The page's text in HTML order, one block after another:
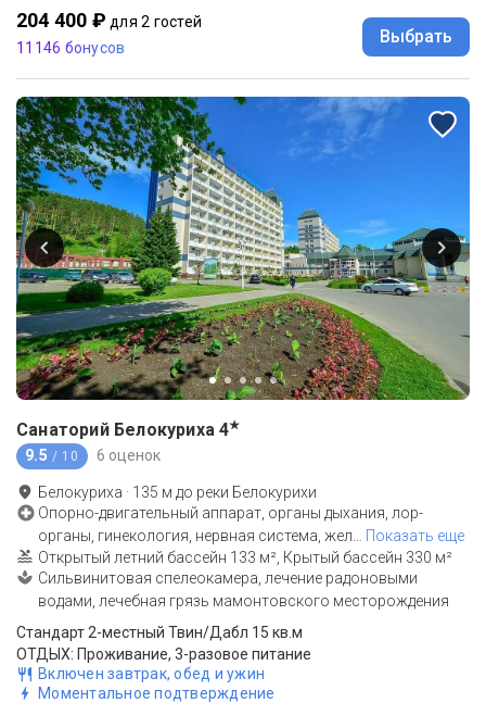
204 400 ₽ для 2 гостей
11146 бонусов
Выбрать
Санаторий Белокуриха 4★
9.5 / 10 6 оценок
Белокуриха · 135 м до реки Белокурихи
Опорно-двигательный аппарат, органы дыхания, лор-
органы, гинекология, нервная система, жел
Показать еще
Открытый летний бассейн 133 м², Крытый бассейн 330 м²
Сильвинитовая спелеокамера, лечение радоновыми
водами, лечебная грязь мамонтовского месторождения
Стандарт 2-местный Твин/Дабл 15 кв.м
ОТДЫХ: Проживание, 3-разовое питание
Включен завтрак, обед и ужин
Моментальное подтверждение